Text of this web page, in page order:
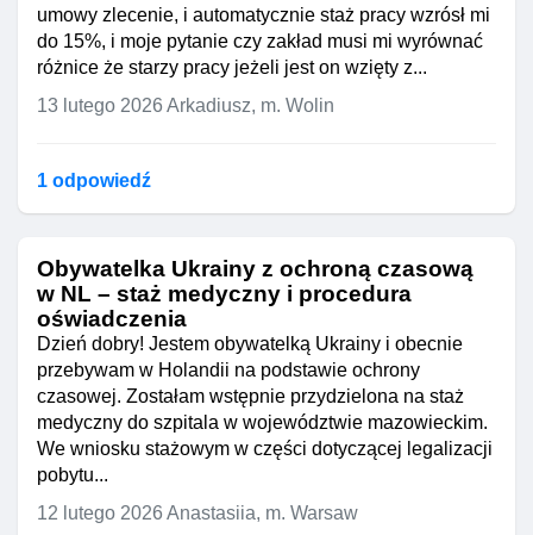
umowy zlecenie, i automatycznie staż pracy wzrósł mi
do 15%, i moje pytanie czy zakład musi mi wyrównać
różnice że starzy pracy jeżeli jest on wzięty z...
13 lutego 2026 Arkadiusz, m. Wolin
1 odpowiedź
Obywatelka Ukrainy z ochroną czasową
w NL – staż medyczny i procedura
oświadczenia
Dzień dobry! Jestem obywatelką Ukrainy i obecnie
przebywam w Holandii na podstawie ochrony
czasowej. Zostałam wstępnie przydzielona na staż
medyczny do szpitala w województwie mazowieckim.
We wniosku stażowym w części dotyczącej legalizacji
pobytu...
12 lutego 2026 Anastasiia, m. Warsaw